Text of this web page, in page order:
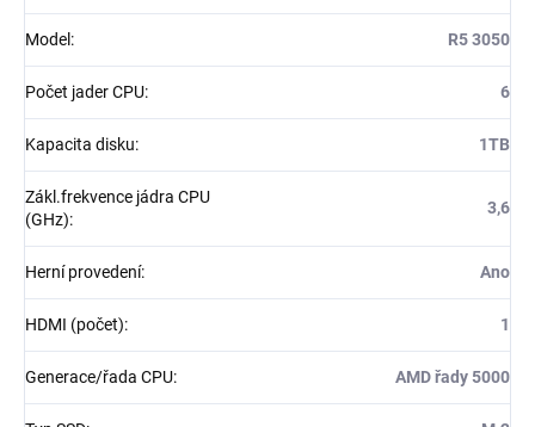
Model : R5 3050
Počet jader CPU: 6
Kapacita disku: 1TB
Zákl.frekvence jádra CPU
(GHz):
3,6
Herní provedení: Ano
HDMI (počet): 1
Generace/řada CPU: AMD řady 5000